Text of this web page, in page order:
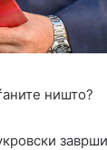
ништо?